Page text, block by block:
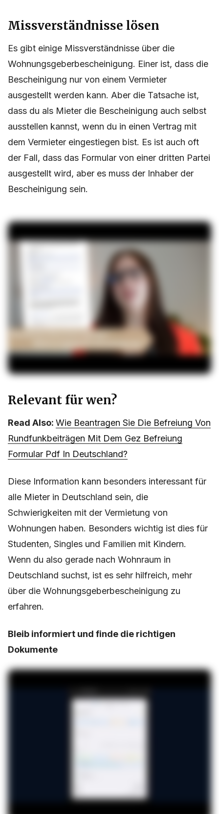
Missverständnisse lösen
Es gibt einige Missverständnisse über die
Wohnungsgeberbescheinigung. Einer ist, dass die
Bescheinigung nur von einem Vermieter
ausgestellt werden kann. Aber die Tatsache ist,
dass du als Mieter die Bescheinigung auch selbst
ausstellen kannst, wenn du in einen Vertrag mit
dem Vermieter eingestiegen bist. Es ist auch oft
der Fall, dass das Formular von einer dritten Partei
ausgestellt wird, aber es muss der Inhaber der
Bescheinigung sein.
Relevant für wen?
Read Also: Wie Beantragen Sie Die Befreiung Von
Rundfunkbeiträgen Mit Dem Gez Befreiung
Formular Pdf In Deutschland?
Diese Information kann besonders interessant für
alle Mieter in Deutschland sein, die
Schwierigkeiten mit der Vermietung von
Wohnungen haben. Besonders wichtig ist dies für
Studenten, Singles und Familien mit Kindern.
Wenn du also gerade nach Wohnraum in
Deutschland suchst, ist es sehr hilfreich, mehr
über die Wohnungsgeberbescheinigung zu
erfahren.
Bleib informiert und finde die richtigen
Dokumente